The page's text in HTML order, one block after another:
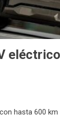
hasta 600